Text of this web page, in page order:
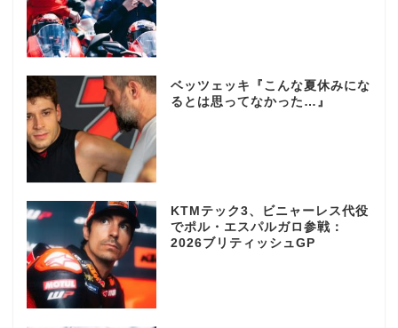
ベッツェッキ『こんな夏休みにな
るとは思ってなかった…』
KTMテック3、ビニャーレス代役
でポル・エスパルガロ参戦：
2026ブリティッシュGP